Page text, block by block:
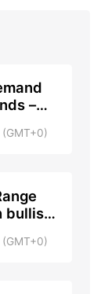
–
bullish